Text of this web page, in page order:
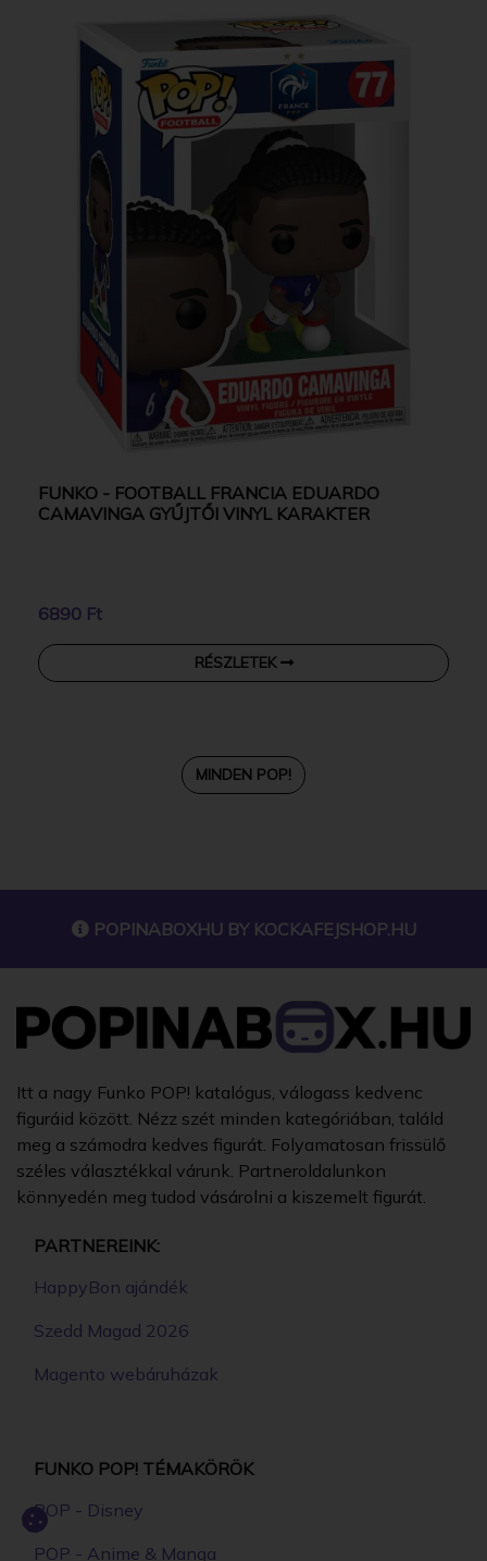
FUNKO - FOOTBALL FRANCIA EDUARDO
CAMAVINGA GYŰJTŐI VINYL KARAKTER
6890 Ft
RÉSZLETEK
MINDEN POP!
POPINABOXHU BY KOCKAFEJSHOP.HU
Itt a nagy Funko POP! katalógus, válogass kedvenc
figuráid között. Nézz szét minden kategóriában, találd
meg a számodra kedves figurát. Folyamatosan frissülő
széles választékkal várunk. Partneroldalunkon
könnyedén meg tudod vásárolni a kiszemelt figurát.
PARTNEREINK:
HappyBon ajándék
Szedd Magad 2026
Magento webáruházak
FUNKO POP! TÉMAKÖRÖK
POP - Disney
POP - Anime & Manga